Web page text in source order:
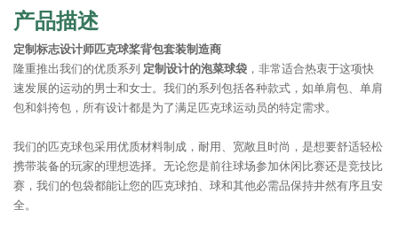
产品描述
定制标志设计师匹克球桨背包套装制造商
隆重推出我们的优质系列 定制设计的泡菜球袋 ，非常适合热衷于这项快
速发展的运动的男士和女士。我们的系列包括各种款式，如单肩包、单肩
包和斜挎包，所有设计都是为了满足匹克球运动员的特定需求。
我们的匹克球包采用优质材料制成，耐用、宽敞且时尚，是想要舒适轻松
携带装备的玩家的理想选择。无论您是前往球场参加休闲比赛还是竞技比
赛，我们的包袋都能让您的匹克球拍、球和其他必需品保持井然有序且安
全。